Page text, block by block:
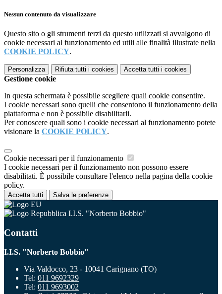
Nessun contenuto da visualizzare
Questo sito o gli strumenti terzi da questo utilizzati si avvalgono di
cookie necessari al funzionamento ed utili alle finalità illustrate nella
COOKIE POLICY.
Personalizza Rifiuta tutti i cookies Accetta tutti i cookies
Gestione cookie
In questa schermata è possibile scegliere quali cookie consentire.
I cookie necessari sono quelli che consentono il funzionamento della
piattaforma e non è possibile disabilitarli.
Per conoscere quali sono i cookie necessari al funzionamento potete
visionare la COOKIE POLICY.
Cookie necessari per il funzionamento
I cookie necessari per il funzionamento non possono essere
disabilitati. È possibile consultare l'elenco nella pagina della cookie
policy.
Accetta tutti Salva le preferenze
I.I.S. "Norberto Bobbio"
Contatti
I.I.S. "Norberto Bobbio"
Via Valdocco, 23 - 10041 Carignano (TO)
Tel: 011 9692329
Tel: 011 9693002